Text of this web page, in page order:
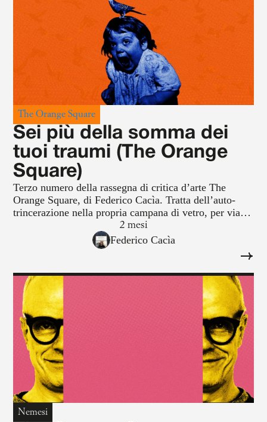
The Orange Square
Sei più della somma dei
tuoi traumi (The Orange
Square)
Terzo numero della rassegna di critica d’arte The
Orange Square, di Federico Cacìa. Tratta dell’auto-
trincerazione nella propria campana di vetro, per via
dell’impotenza percepita, e di come gli artisti perciò si
sentano costretti a muoversi nell’unico terreno comune
2 mesi
Federico Cacìa
Nemesi